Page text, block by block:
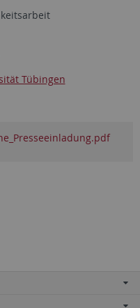
Tübingen